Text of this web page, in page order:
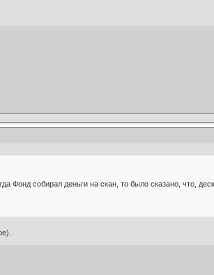
Фонд собирал деньги на скан, то было сказано, что,